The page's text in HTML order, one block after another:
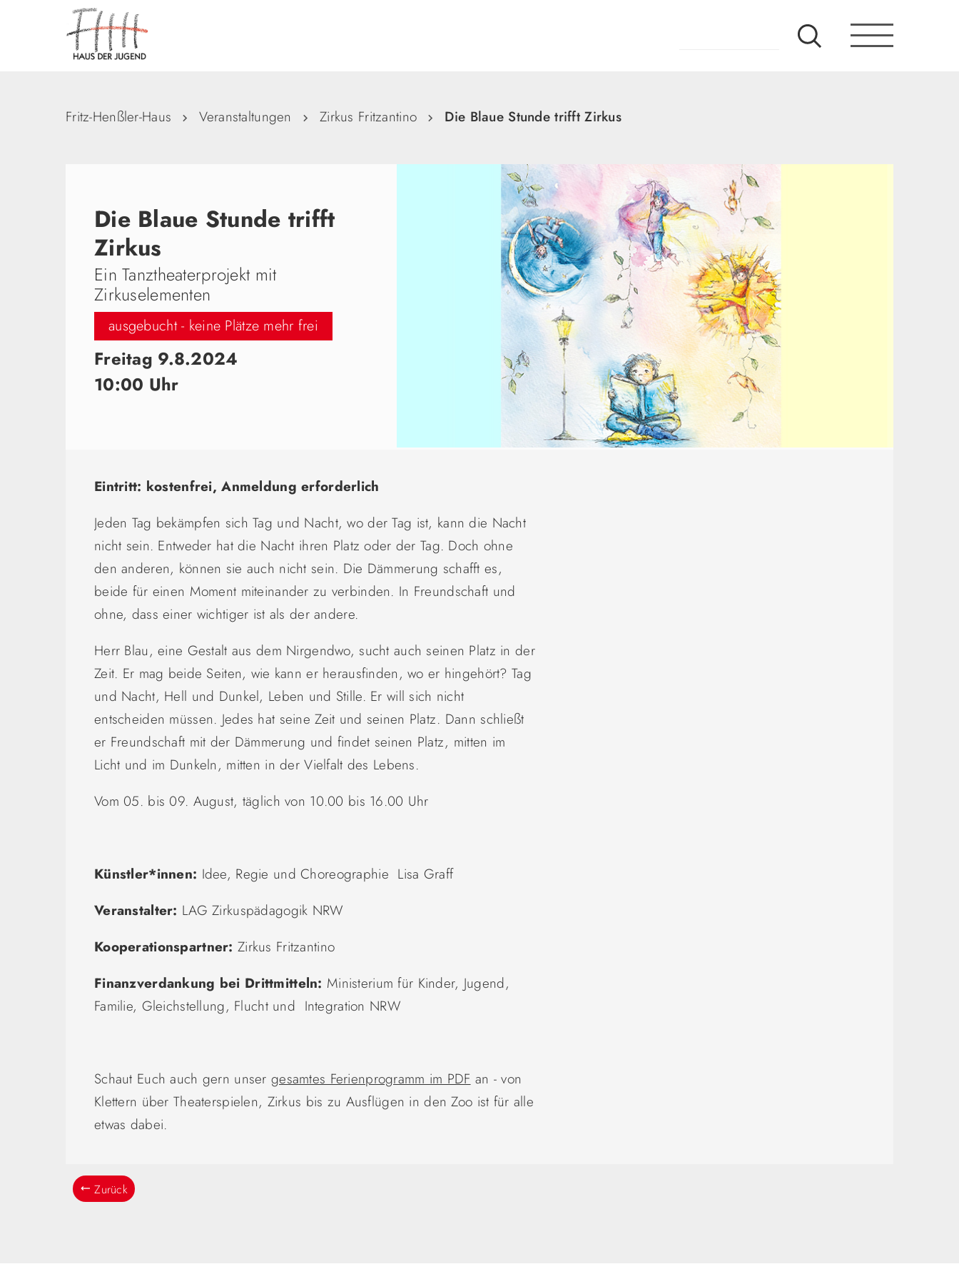
Fritz-Henßler-Haus Veranstaltungen Zirkus Fritzantino Die Blaue Stunde trifft Zirkus
Die Blaue Stunde trifft
Zirkus
Ein Tanztheaterprojekt mit
Zirkuselementen
ausgebucht - keine Plätze mehr frei
Freitag 9.8.2024
10:00 Uhr
Eintritt: kostenfrei, Anmeldung erforderlich
Jeden Tag bekämpfen sich Tag und Nacht, wo der Tag ist, kann die Nacht
nicht sein. Entweder hat die Nacht ihren Platz oder der Tag. Doch ohne
den anderen, können sie auch nicht sein. Die Dämmerung schafft es,
beide für einen Moment miteinander zu verbinden. In Freundschaft und
ohne, dass einer wichtiger ist als der andere.
Herr Blau, eine Gestalt aus dem Nirgendwo, sucht auch seinen Platz in der
Zeit. Er mag beide Seiten, wie kann er herausfinden, wo er hingehört? Tag
und Nacht, Hell und Dunkel, Leben und Stille. Er will sich nicht
entscheiden müssen. Jedes hat seine Zeit und seinen Platz. Dann schließt
er Freund­schaft mit der Dämmerung und findet seinen Platz, mitten im
Licht und im Dunkeln, mitten in der Vielfalt des Lebens.
Vom 05. bis 09. August, täglich von 10.00 bis 16.00 Uhr
Künstler*innen: Idee, Regie und Choreographie Lisa Graff
Veranstalter: LAG Zirkuspädagogik NRW
Kooperationspartner: Zirkus Fritzantino
Finanzverdankung bei Drittmitteln: Ministerium für Kinder, Jugend,
Familie, Gleichstellung, Flucht und Integration NRW
Schaut Euch auch gern unser gesamtes Ferienprogramm im PDF an - von
Klettern über Theaterspielen, Zirkus bis zu Ausflügen in den Zoo ist für alle
etwas dabei.
Zurück